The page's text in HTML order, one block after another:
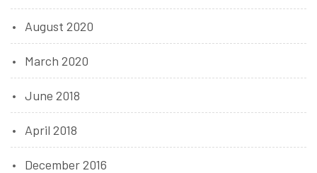
August 2020
March 2020
June 2018
April 2018
December 2016